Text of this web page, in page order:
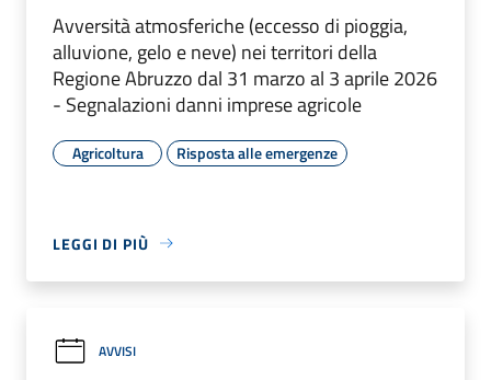
Avversità atmosferiche (eccesso di pioggia,
alluvione, gelo e neve) nei territori della
Regione Abruzzo dal 31 marzo al 3 aprile 2026
- Segnalazioni danni imprese agricole
Agricoltura Risposta alle emergenze
LEGGI DI PIÙ
AVVISI